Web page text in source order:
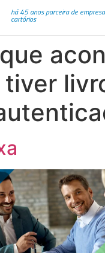
há 45 anos parceira de
cartórios
tiver